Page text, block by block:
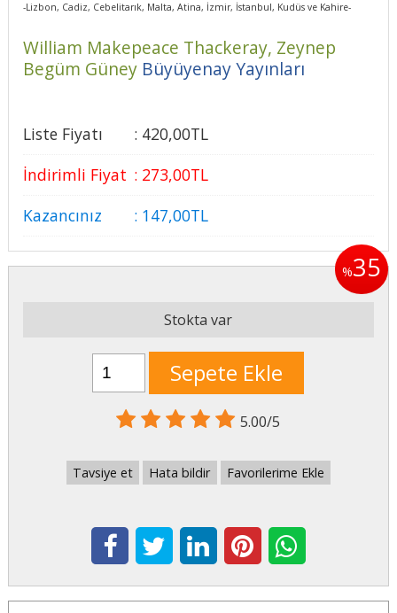
-Lizbon, Cadiz, Cebelitarık, Malta, Atina, İzmir, İstanbul, Kudüs ve Kahire-
William Makepeace Thackeray, Zeynep
Begüm Güney Büyüyenay Yayınları
Liste Fiyatı : 420,00TL
İndirimli Fiyat : 273,00TL
Kazancınız
: 147,00TL
%35
Stokta var
Sepete Ekle
5.00/5
Tavsiye et Hata bildir Favorilerime Ekle